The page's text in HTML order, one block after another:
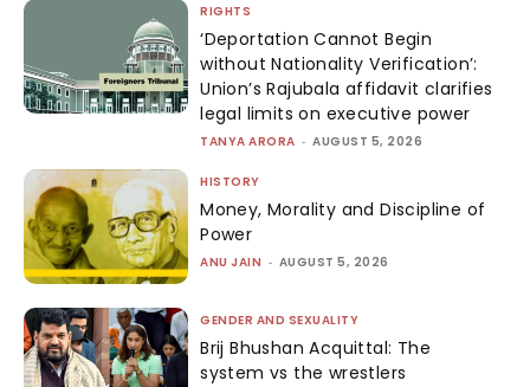
RIGHTS
‘Deportation Cannot Begin
without Nationality Verification’:
Union’s Rajubala affidavit clarifies
legal limits on executive power
TANYA ARORA - AUGUST 5, 2026
HISTORY
Money, Morality and Discipline of
Power
ANU JAIN - AUGUST 5, 2026
GENDER AND SEXUALITY
Brij Bhushan Acquittal: The
system vs the wrestlers